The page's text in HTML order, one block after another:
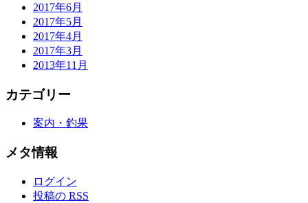
2017年6月
2017年5月
2017年4月
2017年3月
2013年11月
カテゴリー
案内・釣果
メタ情報
ログイン
投稿の RSS